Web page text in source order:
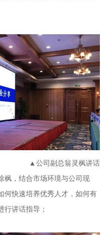
▲公司副总翁灵枫讲话
，结合市场环境与公司现
何快速培养优秀人才，如何有
行讲话指导；